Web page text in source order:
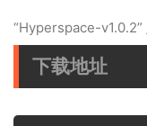
“Hyperspace-v1.0.2”
下载地址